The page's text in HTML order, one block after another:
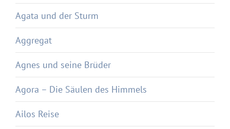
Agata und der Sturm
Aggregat
Agnes und seine Brüder
Agora – Die Säulen des Himmels
Ailos Reise